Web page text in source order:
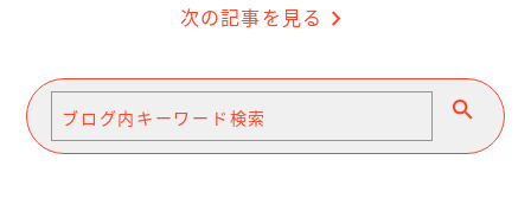
次の記事を見る chevron_right